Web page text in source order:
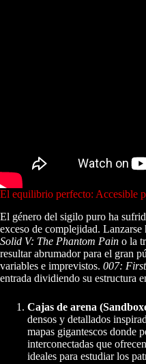
El equilibrio perfecto: Accesible
El género del sigilo puro ha
exceso de complejidad.
Solid V: The Phantom Pain o la
resultar abrumador para el gran
variables e imprevistos. 007:
entrada dividiendo su estructura
Cajas de arena
densos y detallados
mapas gigantescos donde
interconectadas que
ideales para estudiar los